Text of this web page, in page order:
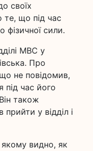
своїх
те, що під час
фізичної сили.
МВС у
Про
не повідомив,
під час його
також
прийти у відділ і
якому видно, як